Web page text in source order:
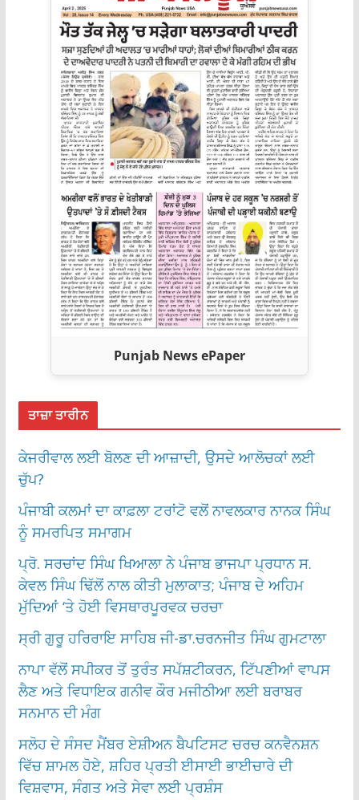
Punjab News ePaper
ਤਾਜ਼ਾ ਤਾਰੀਨ
ਕੇਜਰੀਵਾਲ ਲਈ ਬੋਲਣ ਦੀ ਆਜ਼ਾਦੀ, ਉਸਦੇ ਆਲੋਚਕਾਂ ਲਈ
ਚੁੱਪ?
ਪੰਜਾਬੀ ਕਲਮਾਂ ਦਾ ਕਾਫ਼ਲਾ ਟਰਾਂਟੋ ਵਲੋਂ ਨਾਵਲਕਾਰ ਨਾਨਕ ਸਿੰਘ
ਨੂੰ ਸਮਰਪਿਤ ਸਮਾਗਮ
ਪ੍ਰੋ. ਸਰਚਾਂਦ ਸਿੰਘ ਖਿਆਲਾ ਨੇ ਪੰਜਾਬ ਭਾਜਪਾ ਪ੍ਰਧਾਨ ਸ.
ਕੇਵਲ ਸਿੰਘ ਢਿੱਲੋਂ ਨਾਲ ਕੀਤੀ ਮੁਲਾਕਾਤ; ਪੰਜਾਬ ਦੇ ਅਹਿਮ
ਮੁੱਦਿਆਂ ‘ਤੇ ਹੋਈ ਵਿਸਥਾਰਪੂਰਵਕ ਚਰਚਾ
ਸ੍ਰੀ ਗੁਰੂ ਹਰਿਰਾਇ ਸਾਹਿਬ ਜੀ-ਡਾ.ਚਰਨਜੀਤ ਸਿੰਘ ਗੁਮਟਾਲਾ
ਨਾਪਾ ਵੱਲੋਂ ਸਪੀਕਰ ਤੋਂ ਤੁਰੰਤ ਸਪੱਸ਼ਟੀਕਰਨ, ਟਿੱਪਣੀਆਂ ਵਾਪਸ
ਲੈਣ ਅਤੇ ਵਿਧਾਇਕ ਗਨੀਵ ਕੌਰ ਮਜੀਠੀਆ ਲਈ ਬਰਾਬਰ
ਸਨਮਾਨ ਦੀ ਮੰਗ
ਸਲੋਹ ਦੇ ਸੰਸਦ ਮੈਂਬਰ ਏਸ਼ੀਅਨ ਬੈਪਟਿਸਟ ਚਰਚ ਕਨਵੈਨਸ਼ਨ
ਵਿੱਚ ਸ਼ਾਮਲ ਹੋਏ, ਸ਼ਹਿਰ ਪ੍ਰਤੀ ਈਸਾਈ ਭਾਈਚਾਰੇ ਦੀ
ਵਿਸ਼ਵਾਸ, ਸੰਗਤ ਅਤੇ ਸੇਵਾ ਲਈ ਪ੍ਰਸ਼ੰਸ